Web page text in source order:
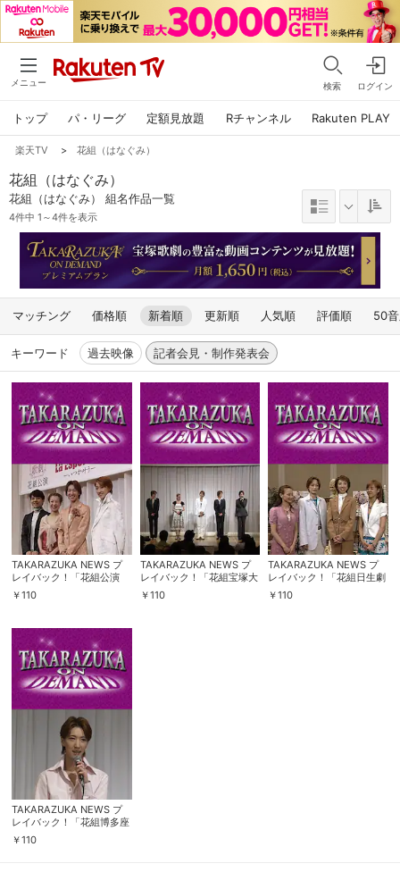
メニュー 検索 ログイン
トップ パ・リーグ 定額見放題 Rチャンネル Rakuten PLAY
楽天TV > 花組（はなぐみ）
花組（はなぐみ）
花組（はなぐみ） 組名作品一覧
4件中 1～4件を表示
マッチング 価格順 新着順 更新順 人気順 評価順 50
キーワード 過去映像 記者会見・制作発表会
TAKARAZUKA NEWS プ
レイバック！「花組公演
『La Esperanza／
TAKARAZUKA舞夢』 制
り～
￥110
TAKARAZUKA NEWS プ
レイバック！「花組宝塚大
劇場公演『落陽のパレル
モ』『ASIAN WINDS!』制
￥110
TAKARAZUKA NEWS プ
レイバック！「花組日生劇
場公演『Ernest in Love』
制作発表会」～2005年6月
￥110
TAKARAZUKA NEWS プ
レイバック！「花組博多座
公演『マラケシュ・紅の墓
標』『エンター・ザ・レビ
￥110